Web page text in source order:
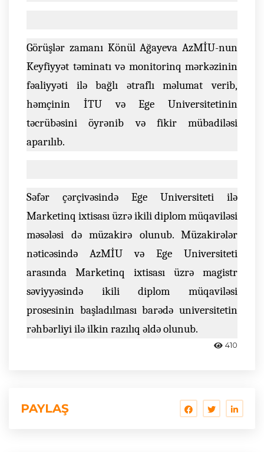
Görüşlər zamanı Könül Ağayeva AzMİU-nun
Keyfiyyət təminatı və monitorinq mərkəzinin
fəaliyyəti ilə bağlı ətraflı məlumat verib,
həmçinin İTU və Ege Universitetinin
təcrübəsini öyrənib və fikir mübadiləsi
aparılıb.
Səfər çərçivəsində Ege Universiteti ilə
Marketinq ixtisası üzrə ikili diplom müqaviləsi
məsələsi də müzakirə olunub. Müzakirələr
nəticəsində AzMİU və Ege Universiteti
arasında Marketinq ixtisası üzrə magistr
səviyyəsində ikili diplom müqaviləsi
prosesinin başladılması barədə universitetin
rəhbərliyi ilə ilkin razılıq əldə olunub.
410
PAYLAŞ